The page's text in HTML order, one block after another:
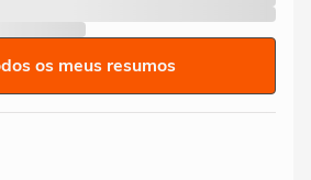
os meus resumos